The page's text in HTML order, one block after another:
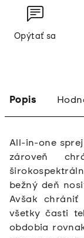
Opýtať sa
Popis
All-in-one
zároveň
bežný deň
Avšak
všetky časti
obdobia